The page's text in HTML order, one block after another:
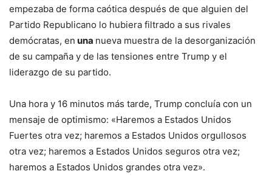
empezaba de forma caótica después de que alguien del
Partido Republicano lo hubiera filtrado a sus rivales
demócratas, en una nueva muestra de la desorganización
de su campaña y de las tensiones entre Trump y el
liderazgo de su partido.
Una hora y 16 minutos más tarde, Trump concluía con un
mensaje de optimismo: «Haremos a Estados Unidos
Fuertes otra vez; haremos a Estados Unidos orgullosos
otra vez; haremos a Estados Unidos seguros otra vez;
haremos a Estados Unidos grandes otra vez».